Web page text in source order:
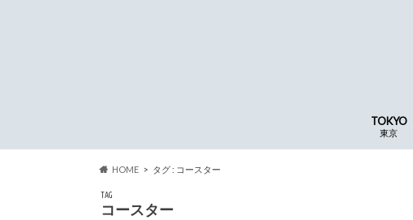
TOKYO
東京
HOME タグ : コースター
TAG
コースター